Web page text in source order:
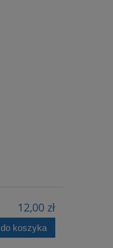
12,00 zł
do koszyka